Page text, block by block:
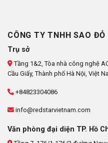
CÔNG TY TNHH SAO ĐỎ
Trụ sở
Tầng 1&2, Tòa nhà công nghệ
Cầu Giấy, Thành phố Hà Nội, Việt
+84823304086
info@redstarvietnam.com
Văn phòng đại diện TP. Hồ